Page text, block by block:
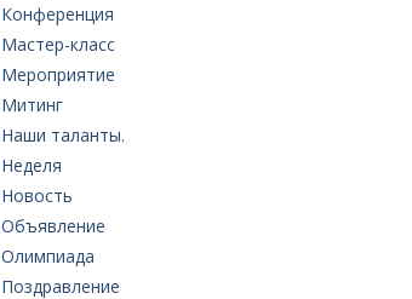
Конференция
Мастер-класс
Мероприятие
Митинг
Наши таланты.
Неделя
Новость
Объявление
Олимпиада
Поздравление